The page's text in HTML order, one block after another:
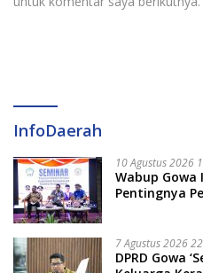
InfoDaerah
10 Agustus 2026
Wabup Gowa
Pentingnya
7 Agustus 2026
DPRD Gowa